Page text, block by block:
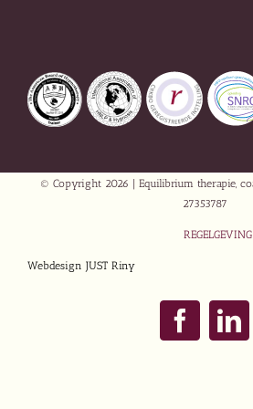
© Copyright 2026 | Equilibrium therapie,
27353787
REGELGEVING
Webdesign JUST Riny